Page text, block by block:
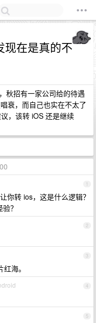
现在是真的不
秋招有一家公司给的待遇
衰，而自己也实在不太了
，该转 iOS 还是继续
1
你转 ios，这是什么逻辑？
？
2
3
海。
4
5